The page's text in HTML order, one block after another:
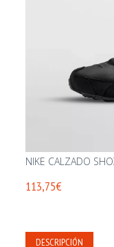
NIKE CALZADO
113,75€
DESCRIPCIÓN